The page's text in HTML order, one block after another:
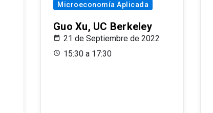
Microeconomía Aplicada
Guo Xu, UC Berkeley
21 de Septiembre de 2022
15:30 a 17:30